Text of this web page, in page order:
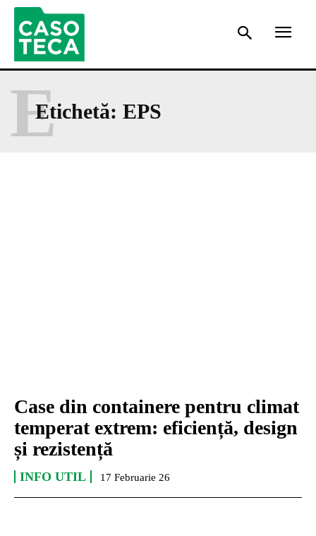
Etichetă: EPS
E
Case din containere pentru climat
temperat extrem: eficiență, design
și rezistență
INFO UTIL 17 Februarie 26